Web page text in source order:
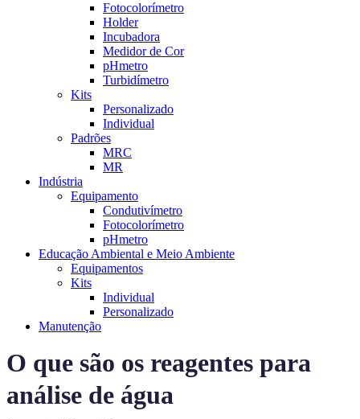
Fotocolorímetro
Holder
Incubadora
Medidor de Cor
pHmetro
Turbidímetro
Kits
Personalizado
Individual
Padrões
MRC
MR
Indústria
Equipamento
Condutivímetro
Fotocolorímetro
pHmetro
Educação Ambiental e Meio Ambiente
Equipamentos
Kits
Individual
Personalizado
Manutenção
O que são os reagentes para
análise de água